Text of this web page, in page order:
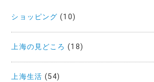
ン
ショッピング (10)
上海の見どころ (18)
上海生活 (54)